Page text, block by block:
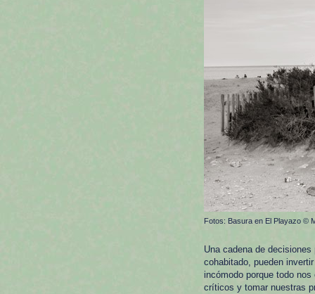
Fotos: Basura en El Playazo ©
Una cadena de
cohabitado, pueden
incómodo porque todo
críticos y tomar nuestras